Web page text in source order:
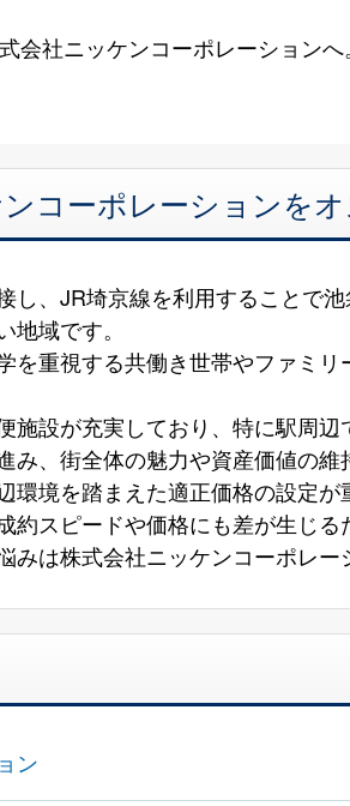
社ニッケンコーポレーションへ。
コーポレーションを
し、JR埼京線を利用することで
域です。
を重視する共働き世帯やファミ
設が充実しており、特に駅周辺
、街全体の魅力や資産価値の維
境を踏まえた適正価格の設定が
約スピードや価格にも差が生じる
みは株式会社ニッケンコーポレー
ン